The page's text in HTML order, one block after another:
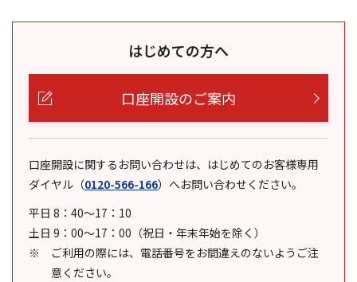
はじめての方へ
口座開設のご案内
口座開設に関するお問い合わせは、はじめてのお客様専用
ダイヤル （0120-566-166） へお問い合わせください。
平日 8：40～17：10
土日 9：00～17：00（祝日・年末年始を除く）
ご利用の際には、電話番号をお間違えのないようご注
意ください。